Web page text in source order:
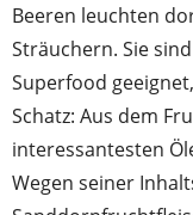
Beeren leuchten
Sträuchern. Sie
Superfood
Schatz: Aus dem
interessantesten
Wegen seiner